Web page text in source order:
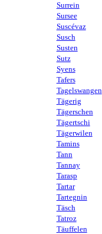
Surrein
Sursee
Suscévaz
Susch
Susten
Sutz
Syens
Tafers
Tagelswangen
Tägerig
Tägerschen
Tägertschi
Tägerwilen
Tamins
Tann
Tannay
Tarasp
Tartar
Tartegnin
Täsch
Tatroz
Täuffelen